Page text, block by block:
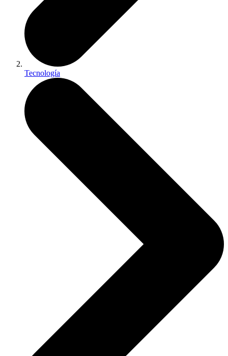
Tecnología